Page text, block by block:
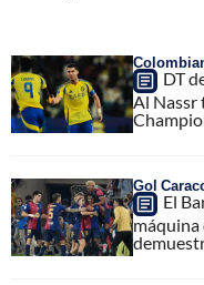
DT
Al Nassr
Gol
El
máquina